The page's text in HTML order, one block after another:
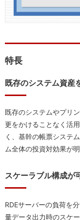
特長
既存のシステム資産
既存のシステムやプリ
更をかけることなく活
く、基幹の帳票システ
ム全体の投資対効果が
スケーラブル構成が
RDEサーバーの負荷を
量データ出力時のスケ